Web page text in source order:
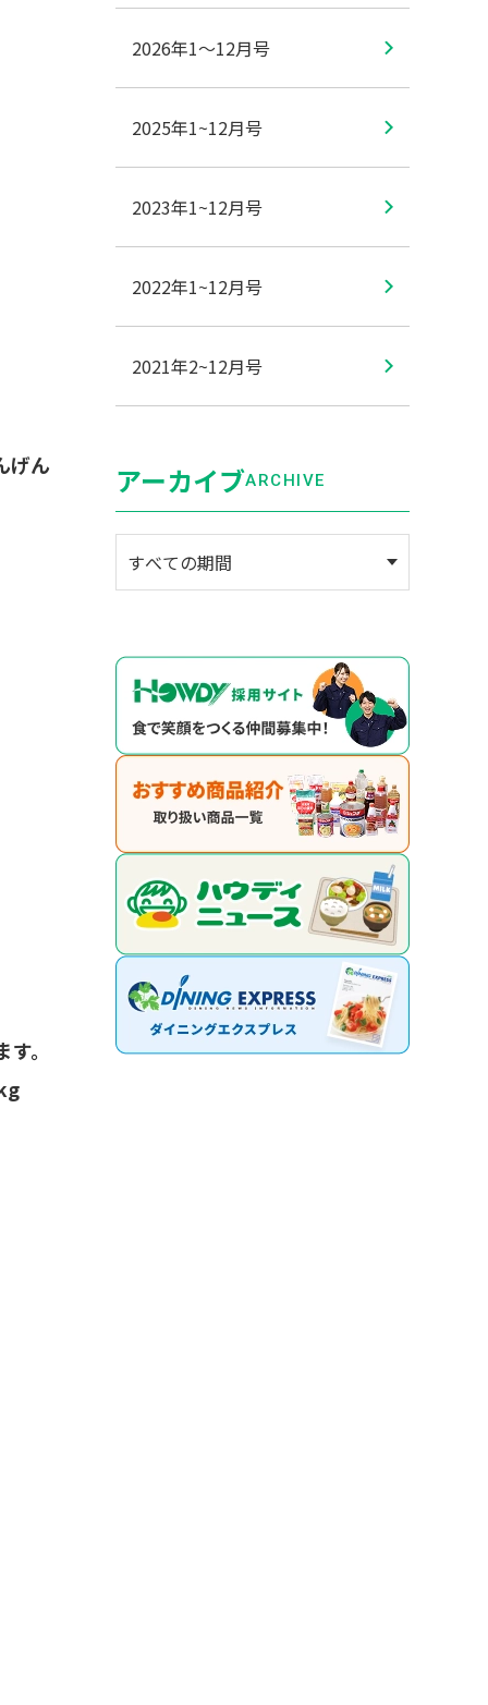
げん
。
2026年1〜12月号
2025年1~12月号
2023年1~12月号
2022年1~12月号
2021年2~12月号
アーカイブARCHIVE